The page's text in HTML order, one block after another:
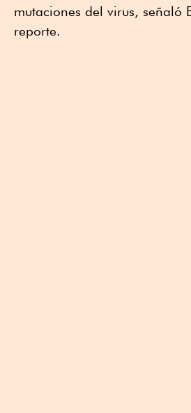
mutaciones del virus, señaló
reporte.